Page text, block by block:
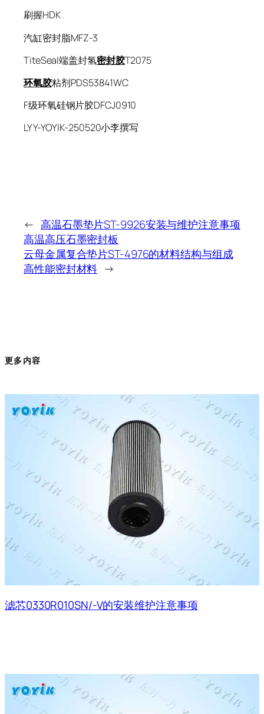
刷握HDK
汽缸密封脂MFZ-3
TiteSeal端盖封氢密封胶T2075
环氧胶粘剂PDS53841WC
F级环氧硅钢片胶DFCJ0910
LYY-YOYIK-250520小李撰写
← 高温石墨垫片ST-9926安装与维护注意事项
高温高压石墨密封板
云母金属复合垫片ST-4976的材料结构与组成
高性能密封材料 →
更多内容
滤芯0330R010SN/-V的安装维护注意事项